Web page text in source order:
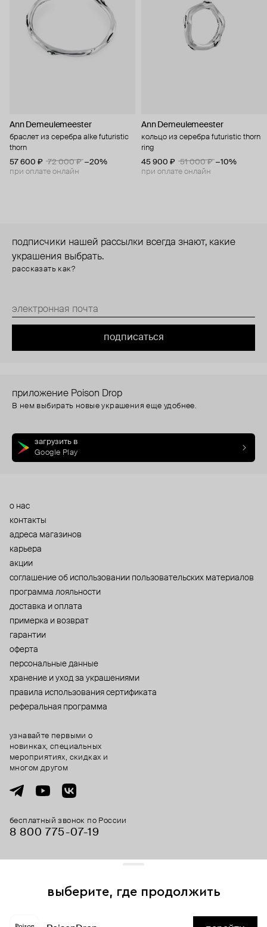
Ann Demeulemeester
браслет из серебра alke futuristic
thorn
57 600 ₽
72 000 ₽ −20%
при оплате онлайн
Ann Demeulemeester
кольцо из серебра futuristic thorn
ring
45 900 ₽
51 000 ₽ −10%
при оплате онлайн
подписчики нашей рассылки всегда знают, какие
украшения выбрать.
рассказать как?
подписаться
приложение Poison Drop
В нем выбирать новые украшения еще удобнее.
загрузить в
Google Play
о нас
контакты
адреса магазинов
карьера
акции
cоглашение об использовании пользовательских материалов
программа лояльности
доставка и оплата
примерка и возврат
гарантии
оферта
персональные данные
хранение и уход за украшениями
правила использования сертификата
реферальная программа
бесплатный звонок по России
8 800 775⁠-07⁠-19
узнавайте первыми о
новинках, специальных
мероприятиях, скидках и
многом другом
выберите, где продолжить
и сервисы аналитики. Продолжая его использование,